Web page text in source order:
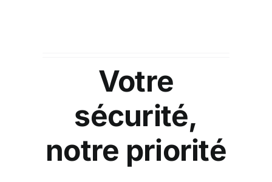
Votre
sécurité,
notre priorité